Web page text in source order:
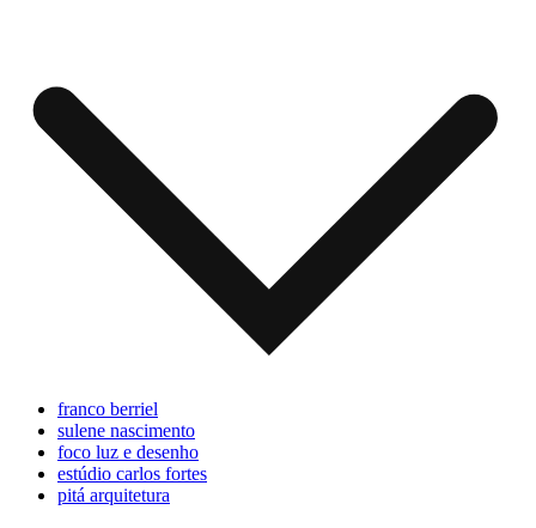
franco berriel
sulene nascimento
foco luz e desenho
estúdio carlos fortes
pitá arquitetura